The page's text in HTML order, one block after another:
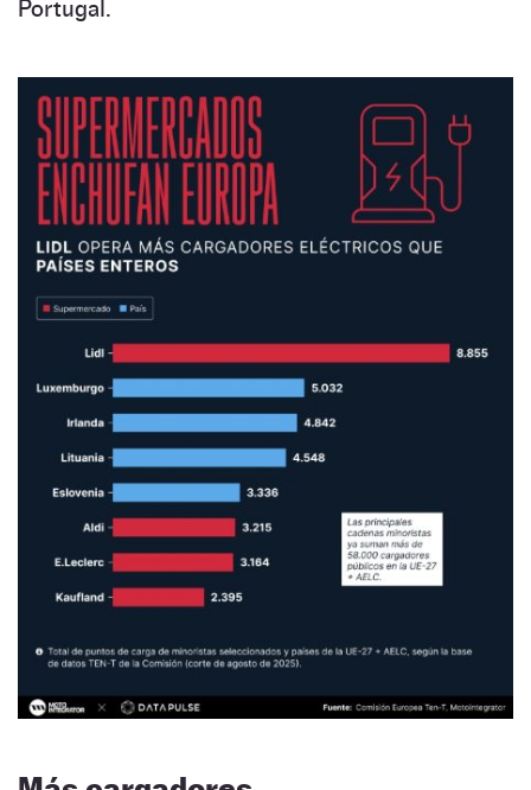
Portugal.